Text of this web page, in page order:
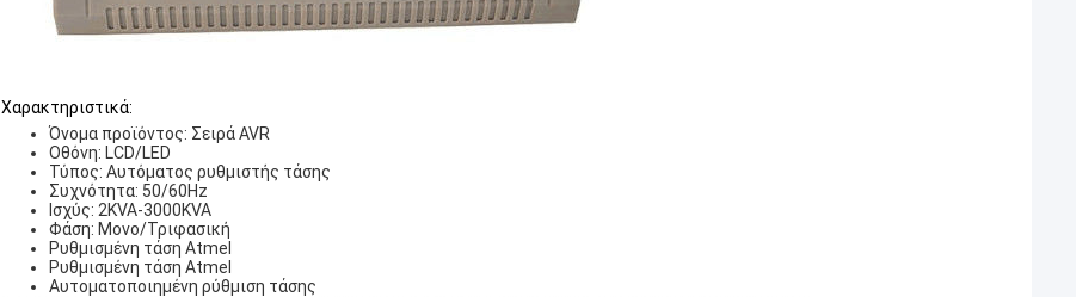
Χαρακτηριστικά:
Όνομα προϊόντος: Σειρά AVR
Οθόνη: LCD/LED
Τύπος: Αυτόματος ρυθμιστής τάσης
Συχνότητα: 50/60Hz
Ισχύς: 2KVA-3000KVA
Φάση: Μονο/Τριφασική
Ρυθμισμένη τάση Atmel
Ρυθμισμένη τάση Atmel
Αυτοματοποιημένη ρύθμιση τάσης